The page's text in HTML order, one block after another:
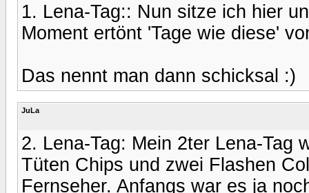
1. Lena-Tag:: Nun sitze ich hier
Moment ertönt 'Tage wie diese'
Das nennt man dann schicksal :)
JuLa
2. Lena-Tag: Mein 2ter Lena-Tag
Tüten Chips und zwei Flashen
Fernseher. Anfangs war es ja